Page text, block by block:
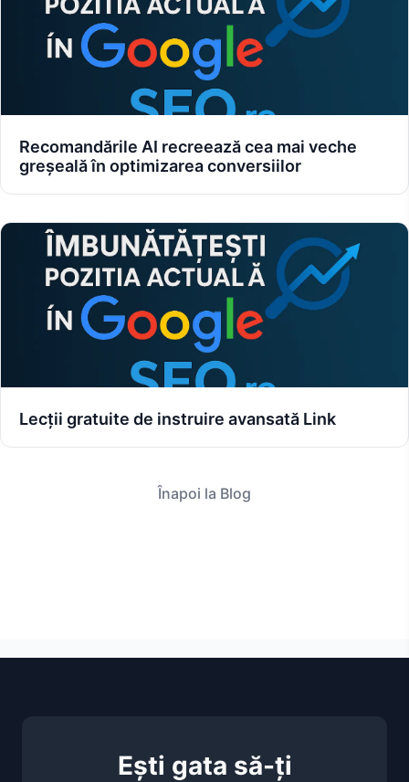
Recomandările AI recreează cea mai veche
greșeală în optimizarea conversiilor
Lecții gratuite de instruire avansată Link
Înapoi la Blog
Ești gata să-ți